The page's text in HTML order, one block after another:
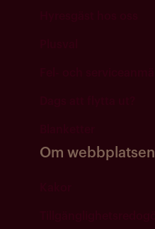
Om webbplatsen